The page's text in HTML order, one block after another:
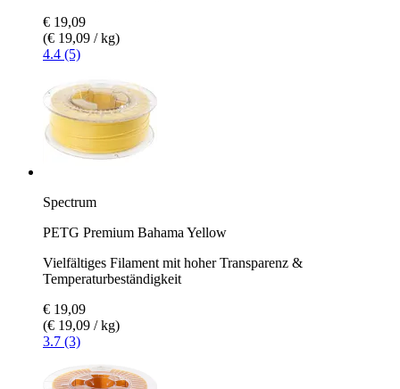
€ 19,09
(€ 19,09 / kg)
4.4 (5)
Spectrum
PETG Premium Bahama Yellow
Vielfältiges Filament mit hoher Transparenz &
Temperaturbeständigkeit
€ 19,09
(€ 19,09 / kg)
3.7 (3)